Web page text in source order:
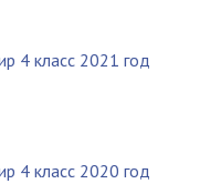
4 класс 2021 год
4 класс 2020 год